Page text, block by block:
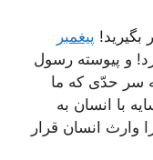
بگیرید! پیغمبر
و پیوسته رسول
سر حدّی که ما
با انسان به
وارث انسان قرار